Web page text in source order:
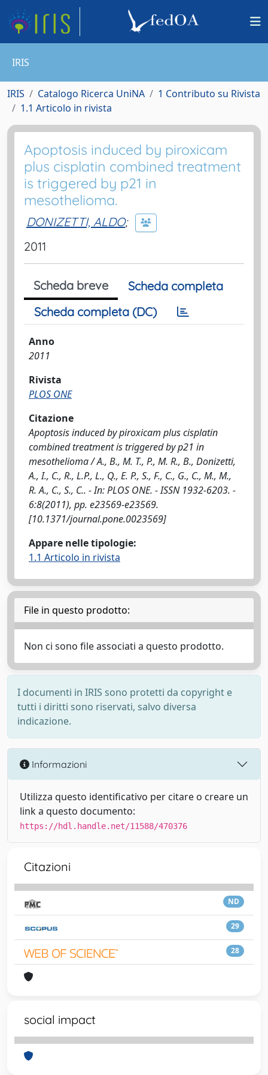
IRIS
IRIS Catalogo Ricerca UniNA
1 Contributo su Rivista
1.1 Articolo in rivista
Apoptosis induced by piroxicam
plus cisplatin combined treatment
is triggered by p21 in
mesothelioma.
DONIZETTI, ALDO;
2011
Scheda breve
Scheda completa
Scheda completa (DC)
Anno
2011
Rivista
PLOS ONE
Citazione
Apoptosis induced by piroxicam plus cisplatin
combined treatment is triggered by p21 in
mesothelioma / A., B., M. T., P., M. R., B., Donizetti,
A., I., C., R., L.P., L., Q., E. P., S., F., C., G., C., M., M.,
R. A., C., S., C.. - In: PLOS ONE. - ISSN 1932-6203. -
6:8(2011), pp. e23569-e23569.
[10.1371/journal.pone.0023569]
Appare nelle tipologie:
1.1 Articolo in rivista
File in questo prodotto:
Non ci sono file associati a questo prodotto.
I documenti in IRIS sono protetti da copyright e
tutti i diritti sono riservati, salvo diversa
indicazione.
Informazioni
Utilizza questo identificativo per citare o creare un
link a questo documento:
https://hdl.handle.net/11588/470376
Citazioni
ND
29
28
social impact